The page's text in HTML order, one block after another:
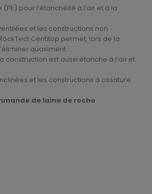
pour l’étanchéité à l’air et à la
et les constructions non
Centitop permet, lors de la
quasiment
construction est aussi étanche à l’air et
et les constructions à ossature
de laine de roche